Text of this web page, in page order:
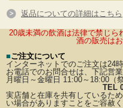
返品についての詳細はこちら
20歳未満の飲酒は法律で禁じら
酒の販売は
■ご注文について
インターネットでのご注文は24
お電話でのお問合せは、下記営
月曜日～金曜日 11:00～18:00
TEL
実店舗と在庫を共有しているた
い場合がありますことをご容赦く